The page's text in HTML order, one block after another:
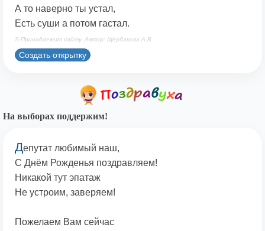
А то наверно ты устал,
Есть суши а потом гастал.
© Принадлежит сайту. Автор: Щербакова А.В.
Создать открытку
На выборах поддержим!
Депутат любимый наш,
С Днём Рожденья поздравляем!
Никакой тут эпатаж
Не устроим, заверяем!
Пожелаем Вам сейчас